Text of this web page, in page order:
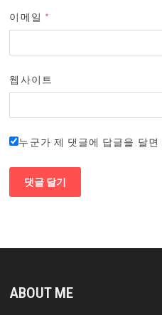
이메일 *
웹사이트
누군가 제 댓글에 답글을 달
ABOUT ME